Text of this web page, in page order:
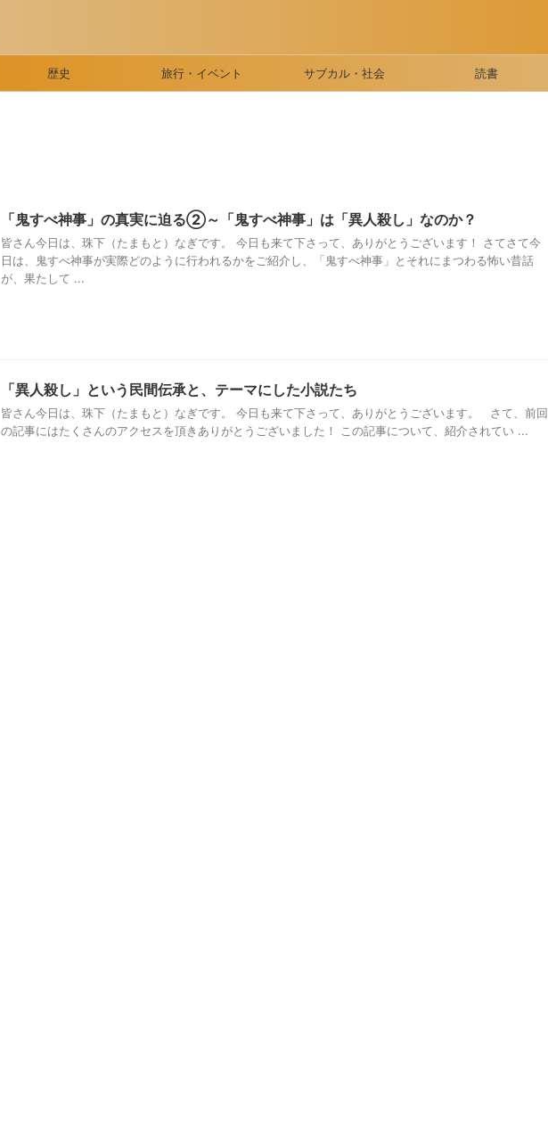
歴史 旅行・イベント サブカル・社会 読書
「鬼すべ神事」の真実に迫る②～「鬼すべ神事」は「異人殺し」なのか？
皆さん今日は、珠下（たまもと）なぎです。 今日も来て下さって、ありがとうございます！ さてさて今
日は、鬼すべ神事が実際どのように行われるかをご紹介し、「鬼すべ神事」とそれにまつわる怖い昔話
が、果たして ...
「異人殺し」という民間伝承と、テーマにした小説たち
皆さん今日は、珠下（たまもと）なぎです。 今日も来て下さって、ありがとうございます。 さて、前回
の記事にはたくさんのアクセスを頂きありがとうございました！ この記事について、紹介されてい ...